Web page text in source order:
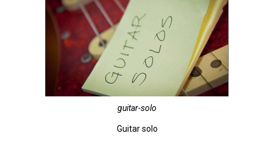
guitar-solo
Guitar solo